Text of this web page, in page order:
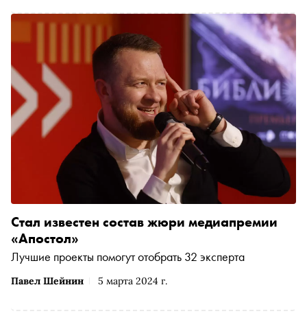
проблемах в России стоит обратить внимание и куда
подросток может обратиться за помощью в трудный
Павел Шейнин 5 марта 2024 г.
Стал известен состав жюри медиапремии
«Апостол»
Лучшие проекты помогут отобрать 32 эксперта